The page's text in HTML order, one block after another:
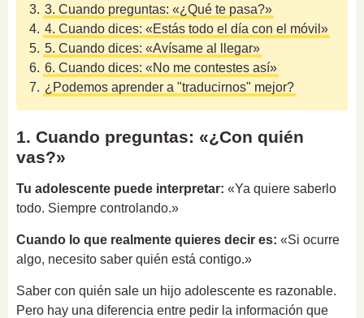
3. 3. Cuando preguntas: «¿Qué te pasa?»
4. 4. Cuando dices: «Estás todo el día con el móvil»
5. 5. Cuando dices: «Avísame al llegar»
6. 6. Cuando dices: «No me contestes así»
7. ¿Podemos aprender a "traducirnos" mejor?
1. Cuando preguntas: «¿Con quién
vas?»
Tu adolescente puede interpretar: «Ya quiere saberlo
todo. Siempre controlando.»
Cuando lo que realmente quieres decir es: «Si ocurre
algo, necesito saber quién está contigo.»
Saber con quién sale un hijo adolescente es razonable.
Pero hay una diferencia entre pedir la información que